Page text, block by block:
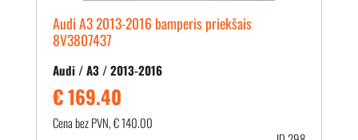
Audi A3 2013-2016 bamperis priekšais
8V3807437
Audi / A3 / 2013-2016
€ 169.40
Cena bez PVN, € 140.00